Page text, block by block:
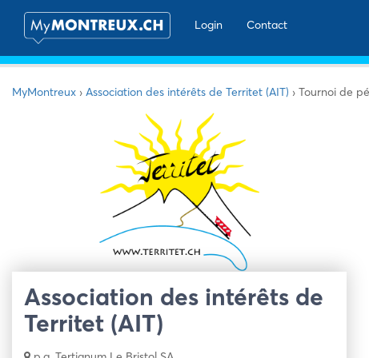
Login
Contact
MyMontreux › Association des intérêts de Territet (AIT) › Tournoi de
Association des intérêts de
Territet (AIT)